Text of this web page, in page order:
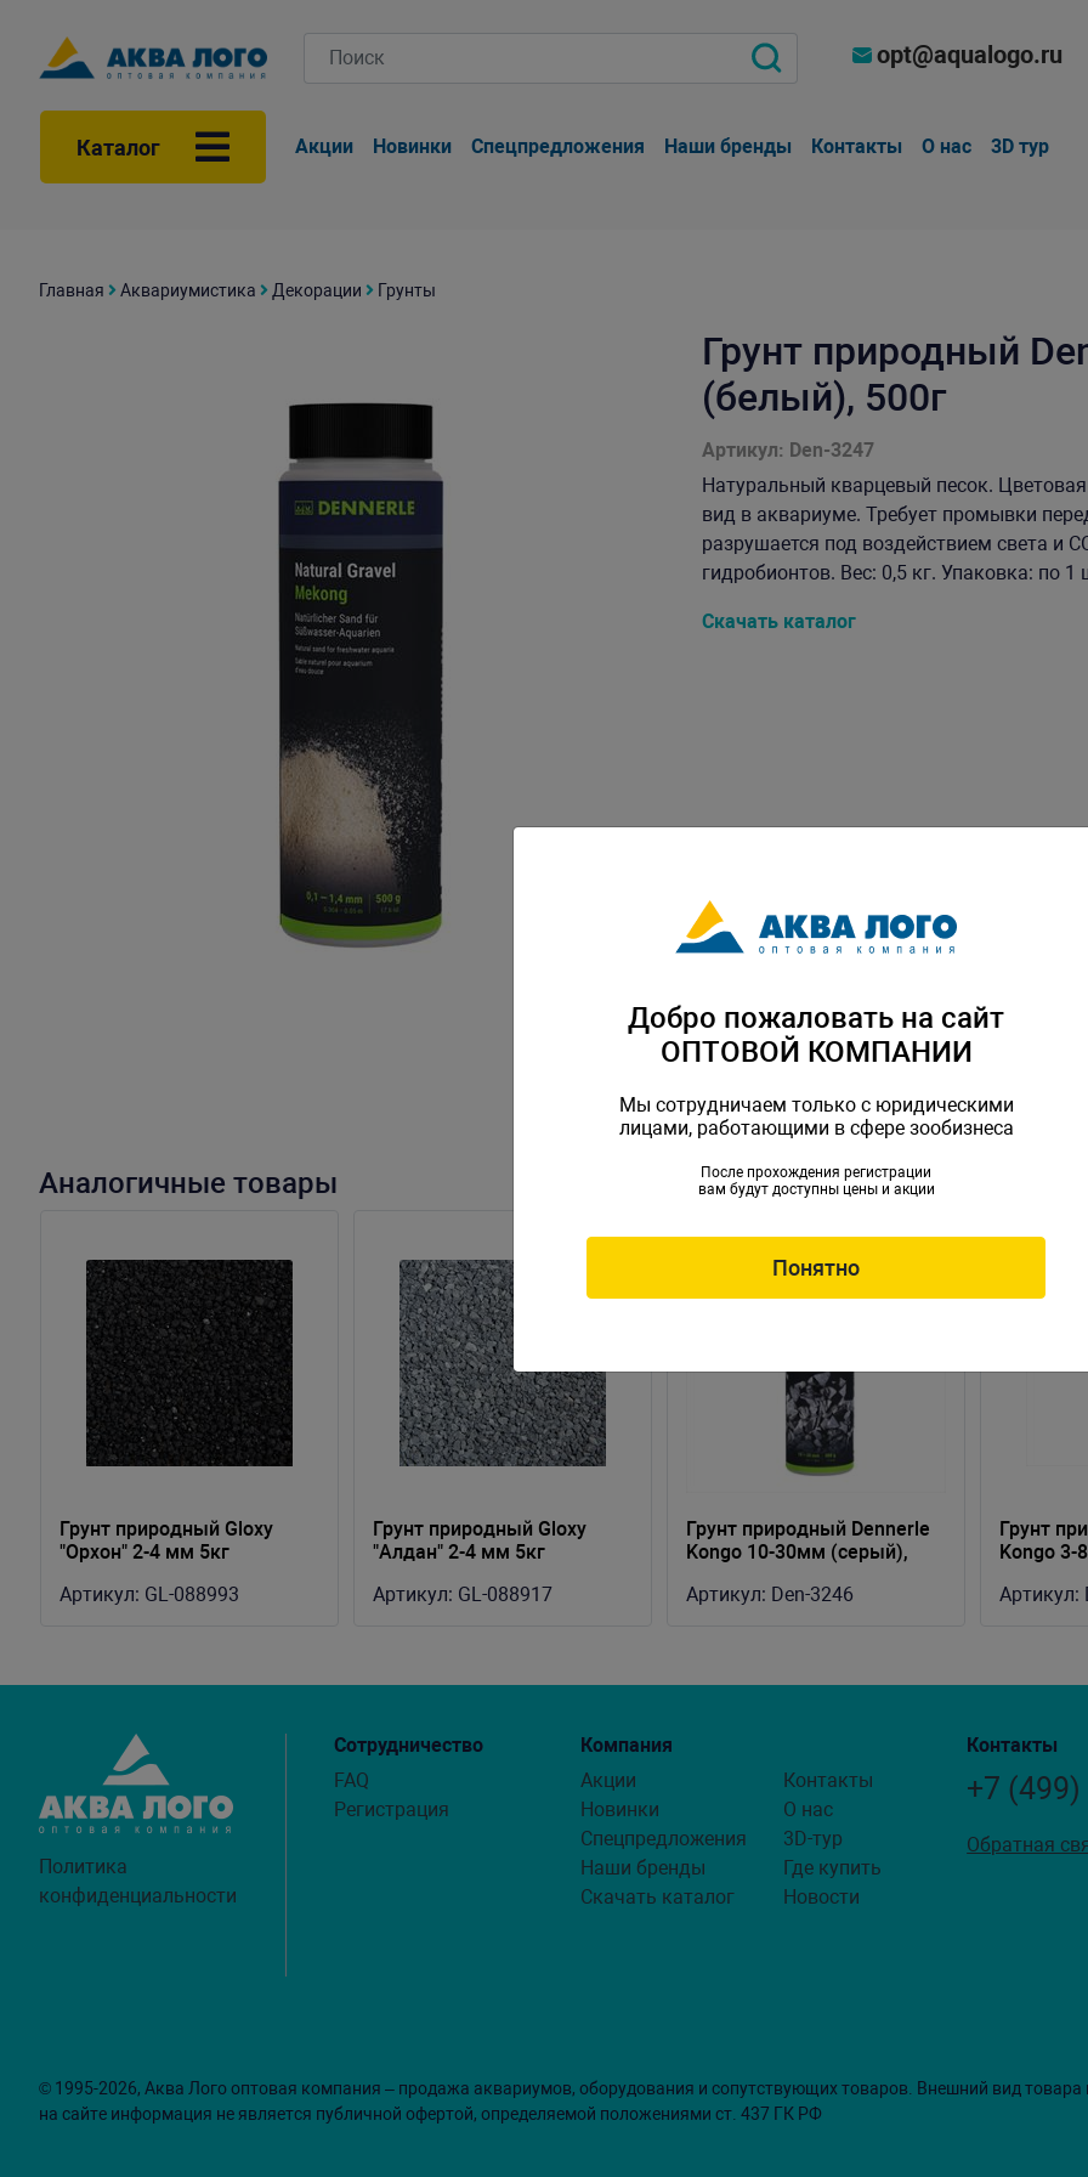
opt@aqualogo.ru
Каталог Акции Новинки Спецпредложения Наши бренды Контакты О нас 3D тур
Главная Аквариумистика Декорации Грунты
Грунт природный
(белый), 500г
Артикул: Den-3247
Натуральный кварцевый песок.
вид в аквариуме. Требует промывки
разрушается под воздействием света и
гидробионтов. Вес: 0,5 кг. Упаковка: по 1
Скачать каталог
Аналогичные товары
Грунт природный Gloxy
"Орхон" 2-4 мм 5кг
Артикул: GL-088993
Грунт природный Gloxy
"Алдан" 2-4 мм 5кг
Артикул: GL-088917
Грунт природный Dennerle
Kongo 10-30мм (серый),
Артикул: Den-3246
Грунт
Kongo 3-
Артикул:
Политика
конфиденциальности
Сотрудничество
FAQ
Регистрация
Компания
Акции
Новинки
Спецпредложения
Наши бренды
Скачать каталог
Контакты
О нас
3D-тур
Где купить
Новости
Контакты
+7
Обратная
© 1995-2026, Аква Лого оптовая компания – продажа аквариумов, оборудования и сопутствующих товаров. Внешний вид
на сайте информация не является публичной офертой, определяемой положениями ст. 437 ГК РФ
Добро пожаловать на сайт
ОПТОВОЙ КОМПАНИИ
Мы сотрудничаем только с юридическими
лицами, работающими в сфере зообизнеса
После прохождения регистрации
вам будут доступны цены и акции
Понятно